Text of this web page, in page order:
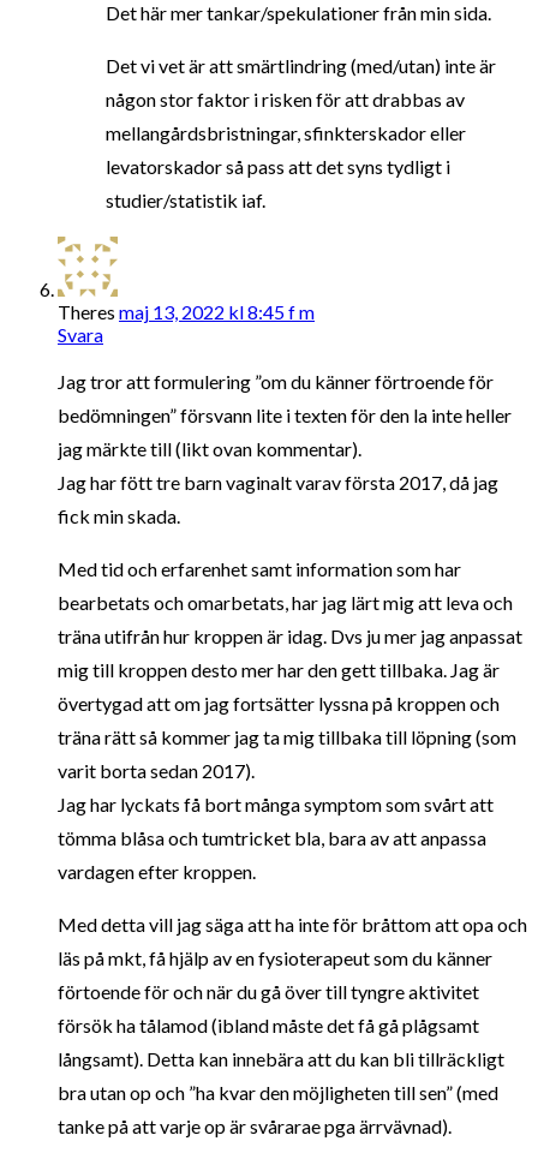
Det här mer tankar/spekulationer från min sida.
Det vi vet är att smärtlindring (med/utan) inte är
någon stor faktor i risken för att drabbas av
mellangårdsbristningar, sfinkterskador eller
levatorskador så pass att det syns tydligt i
studier/statistik iaf.
Theres maj 13, 2022 kl 8:45 f m
Svara
Jag tror att formulering ”om du känner förtroende för
bedömningen” försvann lite i texten för den la inte heller
jag märkte till (likt ovan kommentar).
Jag har fött tre barn vaginalt varav första 2017, då jag
fick min skada.
Med tid och erfarenhet samt information som har
bearbetats och omarbetats, har jag lärt mig att leva och
träna utifrån hur kroppen är idag. Dvs ju mer jag anpassat
mig till kroppen desto mer har den gett tillbaka. Jag är
övertygad att om jag fortsätter lyssna på kroppen och
träna rätt så kommer jag ta mig tillbaka till löpning (som
varit borta sedan 2017).
Jag har lyckats få bort många symptom som svårt att
tömma blåsa och tumtricket bla, bara av att anpassa
vardagen efter kroppen.
Med detta vill jag säga att ha inte för bråttom att opa och
läs på mkt, få hjälp av en fysioterapeut som du känner
förtoende för och när du gå över till tyngre aktivitet
försök ha tålamod (ibland måste det få gå plågsamt
långsamt). Detta kan innebära att du kan bli tillräckligt
bra utan op och ”ha kvar den möjligheten till sen” (med
tanke på att varje op är svårarae pga ärrvävnad).